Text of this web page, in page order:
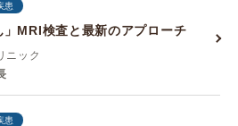
患
」MRI検査と最新のアプローチ
ニック
患